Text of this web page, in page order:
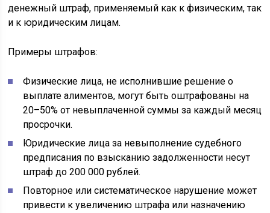
денежный штраф, применяемый как к физическим, так
и к юридическим лицам.
Примеры штрафов:
Физические лица, не исполнившие решение о
выплате алиментов, могут быть оштрафованы на
20–50% от невыплаченной суммы за каждый месяц
просрочки.
Юридические лица за невыполнение судебного
предписания по взысканию задолженности несут
штраф до 200 000 рублей.
Повторное или систематическое нарушение может
привести к увеличению штрафа или назначению